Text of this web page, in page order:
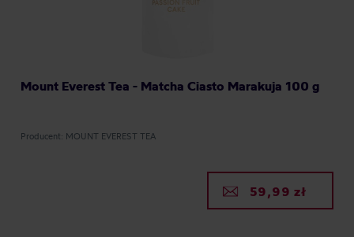
Mount Everest Tea - Matcha Ciasto Marakuja 100 g
Producent: MOUNT EVEREST TEA
59,99 zł